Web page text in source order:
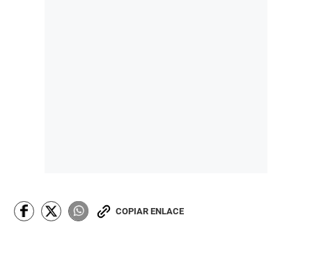
COPIAR ENLACE